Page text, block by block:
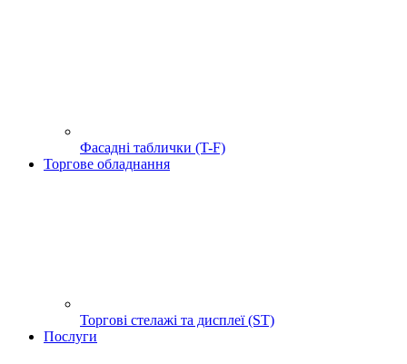
Фасадні таблички (T-F)
Торгове обладнання
Торгові стелажі та дисплеї (ST)
Послуги